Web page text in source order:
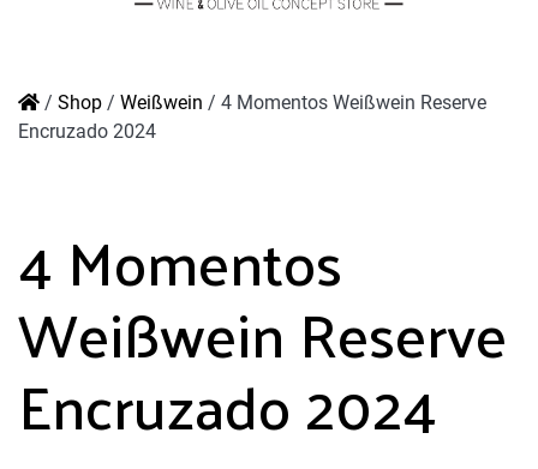
/ Shop / Weißwein / 4 Momentos Weißwein Reserve
Encruzado 2024
4 Momentos
Weißwein Reserve
Encruzado 2024